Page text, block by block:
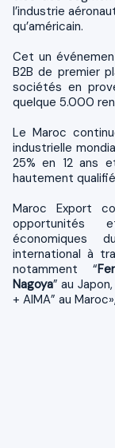
l’industrie
qu’américain.
Cet un
B2B de premier
sociétés en
quelque 5.000
Le Maroc
industrielle
25% en 12 ans
hautement
Maroc Export
opportunités
économiques
international à
notamment “
Nagoya” au Japon,
+ AIMA” au